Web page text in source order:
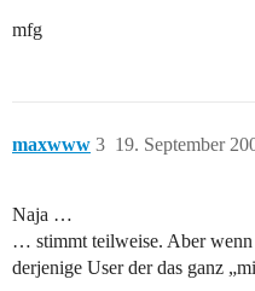
mfg
maxwww 19. September
3
Naja …
… stimmt teilweise. Aber wenn
derjenige User der das ganz